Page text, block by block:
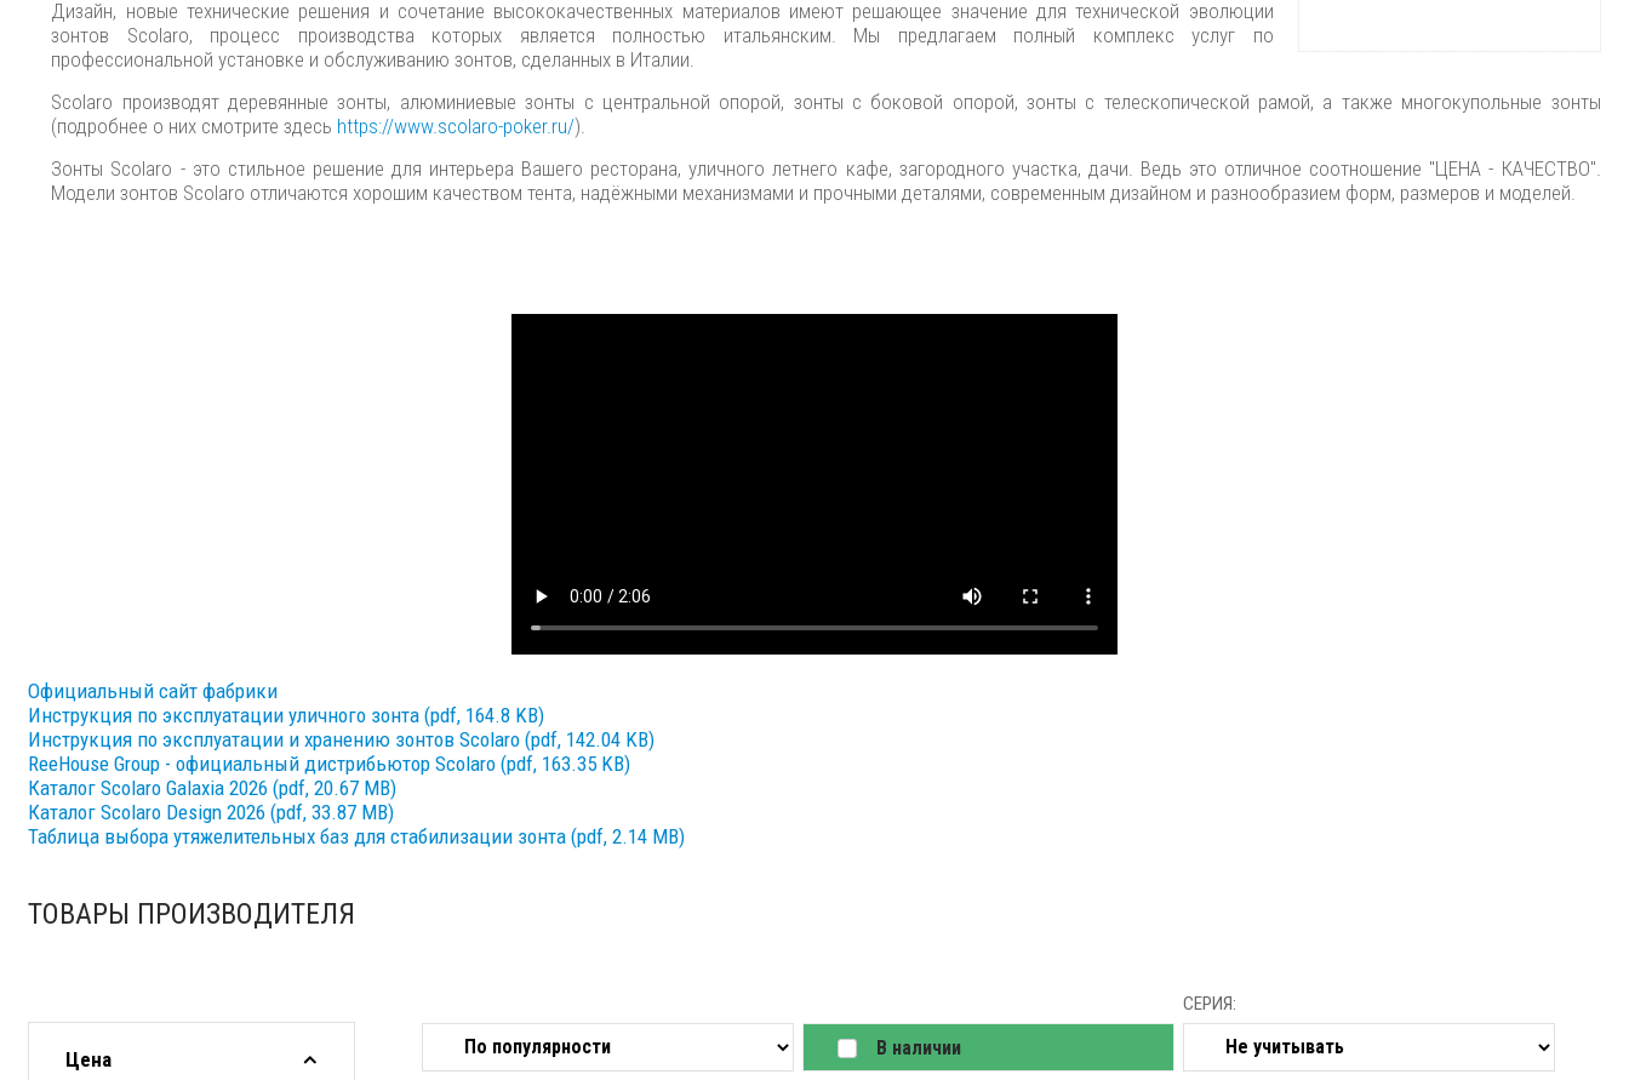
Дизайн, новые технические решения и сочетание высококачественных материалов имеют решающее значение для технической эволюции
зонтов Scolaro, процесс производства которых является полностью итальянским. Мы предлагаем полный комплекс услуг по
профессиональной установке и обслуживанию зонтов, сделанных в Италии.
Scolaro производят деревянные зонты, алюминиевые зонты с центральной опорой, зонты с боковой опорой, зонты с телескопической рамой, а также многокупольные зонты
(подробнее о них смотрите здесь https://www.scolaro-poker.ru/).
Зонты Scolaro - это стильное решение для интерьера Вашего ресторана, уличного летнего кафе, загородного участка, дачи. Ведь это отличное соотношение "ЦЕНА - КАЧЕСТВО".
Модели зонтов Scolaro отличаются хорошим качеством тента, надёжными механизмами и прочными деталями, современным дизайном и разнообразием форм, размеров и моделей.
Официальный сайт фабрики
Инструкция по эксплуатации уличного зонта (pdf, 164.8 KB)
Инструкция по эксплуатации и хранению зонтов Scolaro (pdf, 142.04 KB)
ReeHouse Group - официальный дистрибьютор Scolaro (pdf, 163.35 KB)
Каталог Scolaro Galaxia 2026 (pdf, 20.67 MB)
Каталог Scolaro Design 2026 (pdf, 33.87 MB)
Таблица выбора утяжелительных баз для стабилизации зонта (pdf, 2.14 MB)
ТОВАРЫ ПРОИЗВОДИТЕЛЯ
Цена В наличии
СЕРИЯ: